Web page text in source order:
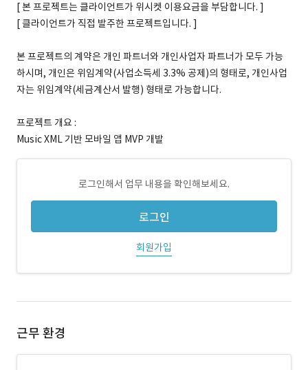
[ 본 프로젝트는 클라이언트가 위시켓 이용요금을 부담합니다. ]
[ 클라이언트가 직접 발주한 프로젝트입니다. ]
본 프로젝트의 계약은 개인 파트너와 개인사업자 파트너가 모두 가능
하시며, 개인은 위임계약(사업소득세 3.3% 공제)의 형태로, 개인사업
자는 위임계약(세금계산서 발행) 형태로 가능합니다.
프로젝트 개요 :
Music XML 기반 모바일 앱 MVP 개발
로그인해서 업무 내용을 확인해보세요.
로그인
회원가입
근무 환경